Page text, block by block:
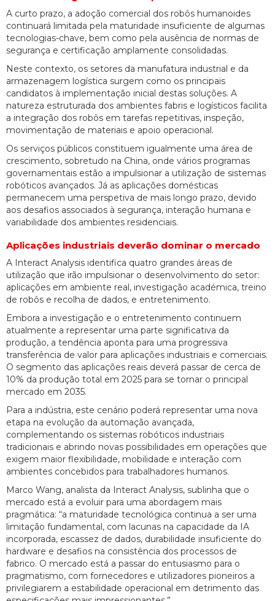
A curto prazo, a adoção comercial dos robôs humanoides
continuará limitada pela maturidade insuficiente de algumas
tecnologias-chave, bem como pela ausência de normas de
segurança e certificação amplamente consolidadas.
Neste contexto, os setores da manufatura industrial e da
armazenagem logística surgem como os principais
candidatos à implementação inicial destas soluções. A
natureza estruturada dos ambientes fabris e logísticos facilita
a integração dos robôs em tarefas repetitivas, inspeção,
movimentação de materiais e apoio operacional.
Os serviços públicos constituem igualmente uma área de
crescimento, sobretudo na China, onde vários programas
governamentais estão a impulsionar a utilização de sistemas
robóticos avançados. Já as aplicações domésticas
permanecem uma perspetiva de mais longo prazo, devido
aos desafios associados à segurança, interação humana e
variabilidade dos ambientes residenciais.
Aplicações industriais deverão dominar o mercado
A Interact Analysis identifica quatro grandes áreas de
utilização que irão impulsionar o desenvolvimento do setor:
aplicações em ambiente real, investigação académica, treino
de robôs e recolha de dados, e entretenimento.
Embora a investigação e o entretenimento continuem
atualmente a representar uma parte significativa da
produção, a tendência aponta para uma progressiva
transferência de valor para aplicações industriais e comerciais.
O segmento das aplicações reais deverá passar de cerca de
10% da produção total em 2025 para se tornar o principal
mercado em 2035.
Para a indústria, este cenário poderá representar uma nova
etapa na evolução da automação avançada,
complementando os sistemas robóticos industriais
tradicionais e abrindo novas possibilidades em operações que
exigem maior flexibilidade, mobilidade e interação com
ambientes concebidos para trabalhadores humanos.
Marco Wang, analista da Interact Analysis, sublinha que o
mercado está a evoluir para uma abordagem mais
pragmática: “a maturidade tecnológica continua a ser uma
limitação fundamental, com lacunas na capacidade da IA
incorporada, escassez de dados, durabilidade insuficiente do
hardware e desafios na consistência dos processos de
fabrico. O mercado está a passar do entusiasmo para o
pragmatismo, com fornecedores e utilizadores pioneiros a
privilegiarem a estabilidade operacional em detrimento das